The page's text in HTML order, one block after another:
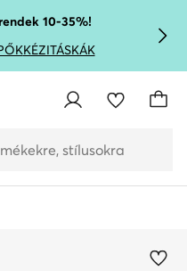
10-35%!
KÉZITÁSKÁK
stílusokra